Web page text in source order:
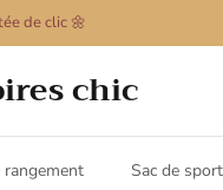
de clic 🌼
chic
rangement Sac de sport